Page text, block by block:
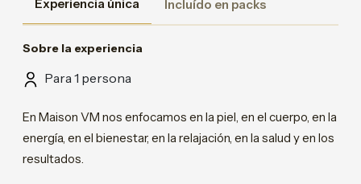
Experiencia única Incluído en packs
Sobre la experiencia
Para 1 persona
En Maison VM nos enfocamos en la piel, en el cuerpo, en la
energía, en el bienestar, en la relajación, en la salud y en los
resultados.